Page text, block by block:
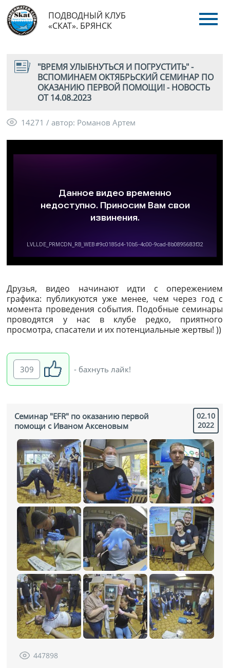
ПОДВОДНЫЙ КЛУБ
«СКАТ». БРЯНСК
"ВРЕМЯ УЛЫБНУТЬСЯ И ПОГРУСТИТЬ" -
ВСПОМИНАЕМ ОКТЯБРЬСКИЙ СЕМИНАР ПО
ОКАЗАНИЮ ПЕРВОЙ ПОМОЩИ! - НОВОСТЬ
ОТ 14.08.2023
14271 / автор: Романов Артем
Друзья, видео начинают идти с опережением
графика: публикуются уже менее, чем через год с
момента проведения события. Подобные семинары
проводятся у нас в клубе редко, приятного
просмотра, спасатели и их потенциальные жертвы! ))
309 - бахнуть лайк!
02.10
2022
Семинар "EFR" по оказанию первой
помощи с Иваном Аксеновым
447898